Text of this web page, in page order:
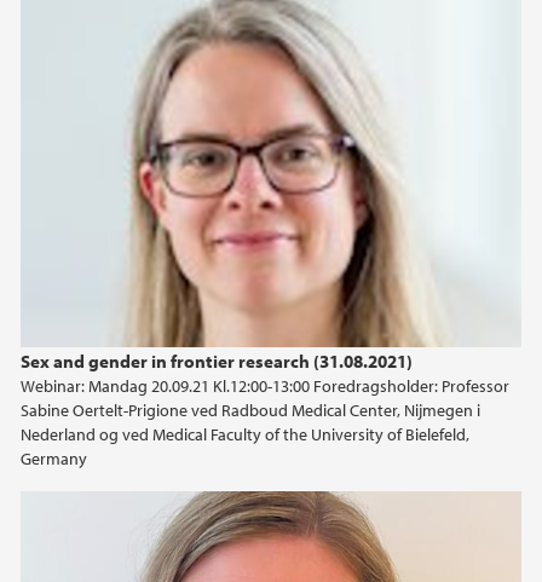
Sex and gender in frontier research (31.08.2021)
Webinar: Mandag 20.09.21 Kl.12:00-13:00 Foredragsholder: Professor
Sabine Oertelt-Prigione ved Radboud Medical Center, Nijmegen i
Nederland og ved Medical Faculty of the University of Bielefeld,
Germany
2025
juni (3)
mai (1)
april (3)
mars (2)
februar (3)
januar (4)
2024
2022
2020